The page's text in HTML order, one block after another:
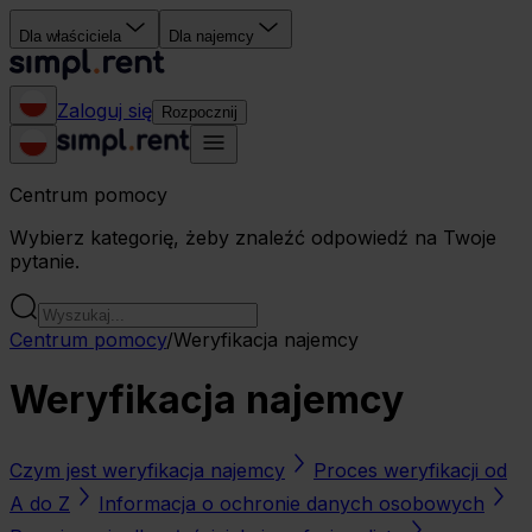
Dla właściciela Dla najemcy
Zaloguj się Rozpocznij
Centrum pomocy
Wybierz kategorię, żeby znaleźć odpowiedź na Twoje
pytanie.
Centrum pomocy/Weryfikacja najemcy
Weryfikacja najemcy
Czym jest weryfikacja najemcy
Proces weryfikacji od
A do Z
Informacja o ochronie danych osobowych